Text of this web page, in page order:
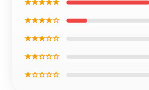
★★★★★
★★★★☆
★★★☆☆
★★☆☆☆
★☆☆☆☆